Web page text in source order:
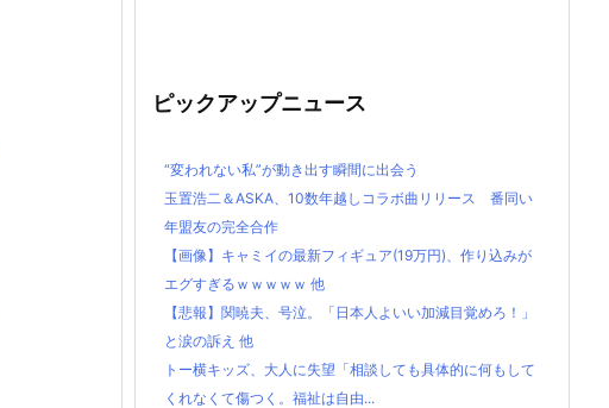
ピックアップニュース
“変われない私”が動き出す瞬間に出会う
玉置浩二＆ASKA、10数年越しコラボ曲リリース 番同い
年盟友の完全合作
【画像】キャミイの最新フィギュア(19万円)、作り込みが
エグすぎるｗｗｗｗｗ 他
【悲報】関暁夫、号泣。「日本人よいい加減目覚めろ！」
と涙の訴え 他
トー横キッズ、大人に失望「相談しても具体的に何もして
くれなくて傷つく。福祉は自由...